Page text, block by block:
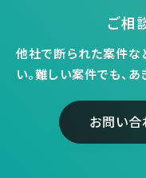
ご相
他社で断られた案件な
い。難しい案件でも、あ
お問い合